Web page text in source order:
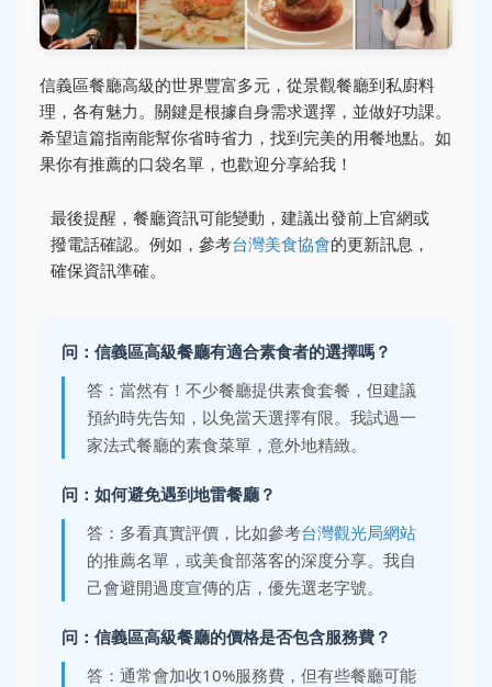
信義區餐廳高級的世界豐富多元，從景觀餐廳到私廚料
理，各有魅力。關鍵是根據自身需求選擇，並做好功課。
希望這篇指南能幫你省時省力，找到完美的用餐地點。如
果你有推薦的口袋名單，也歡迎分享給我！
最後提醒，餐廳資訊可能變動，建議出發前上官網或
撥電話確認。例如，參考台灣美食協會的更新訊息，
確保資訊準確。
问：信義區高級餐廳有適合素食者的選擇嗎？
答：當然有！不少餐廳提供素食套餐，但建議
預約時先告知，以免當天選擇有限。我試過一
家法式餐廳的素食菜單，意外地精緻。
问：如何避免遇到地雷餐廳？
答：多看真實評價，比如參考台灣觀光局網站
的推薦名單，或美食部落客的深度分享。我自
己會避開過度宣傳的店，優先選老字號。
问：信義區高級餐廳的價格是否包含服務費？
答：通常會加收10%服務費，但有些餐廳可能